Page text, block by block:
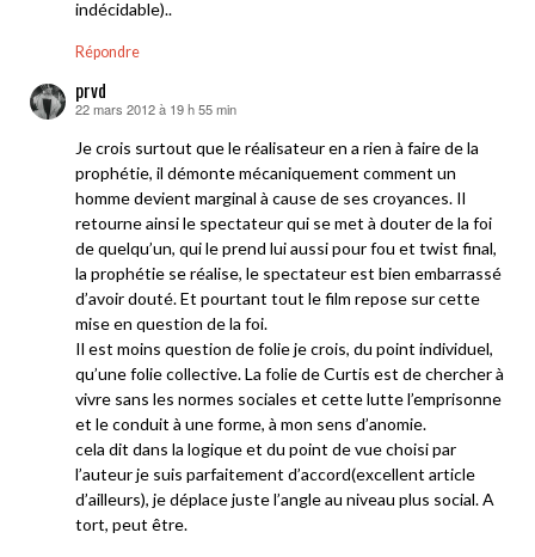
indécidable)..
Répondre
prvd
dit :
22 mars 2012 à 19 h 55 min
Je crois surtout que le réalisateur en a rien à faire de la
prophétie, il démonte mécaniquement comment un
homme devient marginal à cause de ses croyances. Il
retourne ainsi le spectateur qui se met à douter de la foi
de quelqu’un, qui le prend lui aussi pour fou et twist final,
la prophétie se réalise, le spectateur est bien embarrassé
d’avoir douté. Et pourtant tout le film repose sur cette
mise en question de la foi.
Il est moins question de folie je crois, du point individuel,
qu’une folie collective. La folie de Curtis est de chercher à
vivre sans les normes sociales et cette lutte l’emprisonne
et le conduit à une forme, à mon sens d’anomie.
cela dit dans la logique et du point de vue choisi par
l’auteur je suis parfaitement d’accord(excellent article
d’ailleurs), je déplace juste l’angle au niveau plus social. A
tort, peut être.